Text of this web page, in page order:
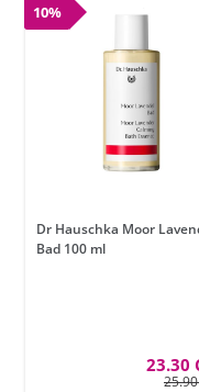
10%
Dr Hauschka Moor
Bad 100 ml
23.30